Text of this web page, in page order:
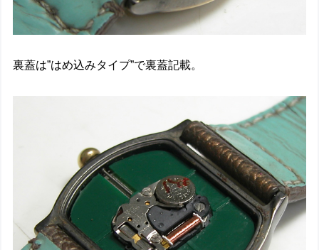
裏蓋は”はめ込みタイプ”で裏蓋記載。